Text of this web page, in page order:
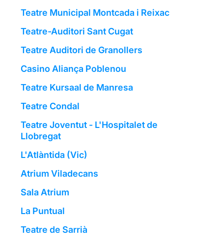
Teatre Municipal Montcada i Reixac
Teatre-Auditori Sant Cugat
Teatre Auditori de Granollers
Casino Aliança Poblenou
Teatre Kursaal de Manresa
Teatre Condal
Teatre Joventut - L'Hospitalet de
Llobregat
L'Atlàntida (Vic)
Atrium Viladecans
Sala Atrium
La Puntual
Teatre de Sarrià